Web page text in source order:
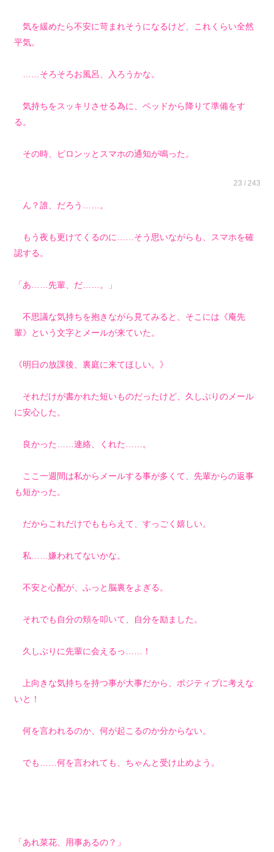
気を緩めたら不安に苛まれそうになるけど、これくらい全然
平気。
……そろそろお風呂、入ろうかな。
気持ちをスッキリさせる為に、ベッドから降りて準備をす
る。
その時、ピロンッとスマホの通知が鳴った。
23 / 243
ん？誰、だろう……。
もう夜も更けてくるのに……そう思いながらも、スマホを確
認する。
「あ……先輩、だ……。」
不思議な気持ちを抱きながら見てみると、そこには《庵先
輩》という文字とメールが来ていた。
《明日の放課後、裏庭に来てほしい。》
それだけが書かれた短いものだったけど、久しぶりのメール
に安心した。
良かった……連絡、くれた……。
ここ一週間は私からメールする事が多くて、先輩からの返事
も短かった。
だからこれだけでももらえて、すっごく嬉しい。
私……嫌われてないかな。
不安と心配が、ふっと脳裏をよぎる。
それでも自分の頬を叩いて、自分を励ました。
久しぶりに先輩に会えるっ……！
上向きな気持ちを持つ事が大事だから、ポジティブに考えな
いと！
何を言われるのか、何が起こるのか分からない。
でも……何を言われても、ちゃんと受け止めよう。
「あれ菜花、用事あるの？」